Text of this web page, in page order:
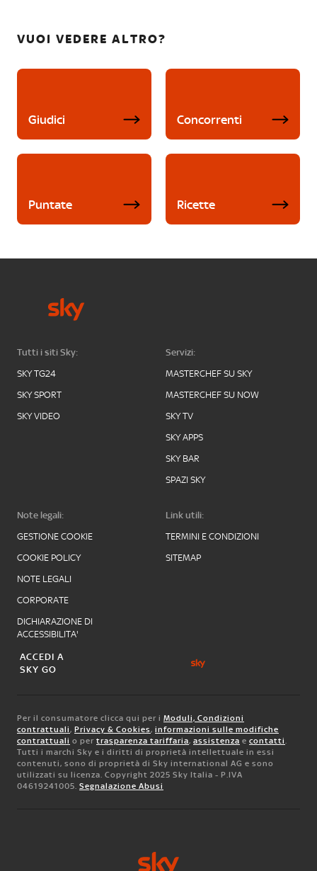
VUOI VEDERE ALTRO?
Giudici Concorrenti
Puntate Ricette
Tutti i siti Sky:
SKY TG24
SKY SPORT
SKY VIDEO
Servizi:
MASTERCHEF SU SKY
MASTERCHEF SU NOW
SKY TV
SKY APPS
SKY BAR
SPAZI SKY
Note legali:
GESTIONE COOKIE
COOKIE POLICY
NOTE LEGALI
CORPORATE
DICHIARAZIONE DI
ACCESSIBILITA'
Link utili:
TERMINI E CONDIZIONI
SITEMAP
ACCEDI A
SKY GO
Per il consumatore clicca qui per i Moduli, Condizioni
contrattuali , Privacy & Cookies, informazioni sulle modifiche
contrattuali o per trasparenza tariffaria, assistenza e contatti
Tutti i marchi Sky e i diritti di proprietà intellettuale in essi
contenuti, sono di proprietà di Sky international AG e sono
utilizzati su licenza. Copyright 2025 Sky Italia - P.IVA
04619241005. Segnalazione Abusi